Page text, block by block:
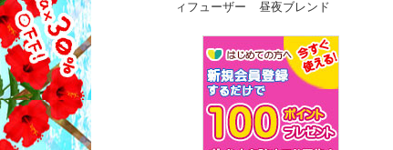
ィフューザー
昼夜ブレンド